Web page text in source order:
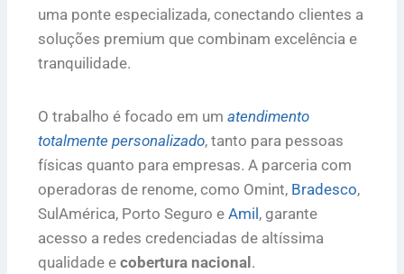
uma ponte especializada, conectando clientes a
soluções premium que combinam excelência e
tranquilidade.
O trabalho é focado em um atendimento
totalmente personalizado, tanto para pessoas
físicas quanto para empresas. A parceria com
operadoras de renome, como Omint, Bradesco,
SulAmérica, Porto Seguro e Amil, garante
acesso a redes credenciadas de altíssima
qualidade e cobertura nacional.